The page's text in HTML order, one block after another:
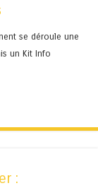
se déroule une
un Kit Info
: